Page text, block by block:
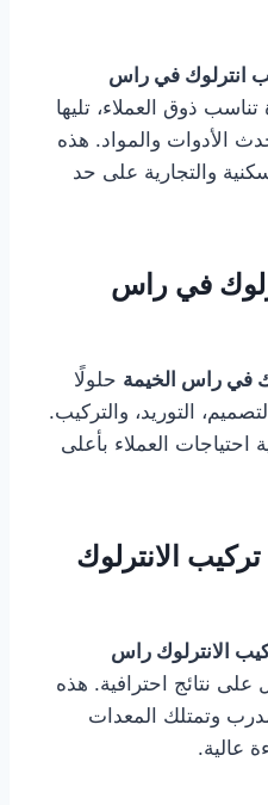
انترلوك في راس
ذوق العملاء، تليها
الأدوات والمواد. هذه
والتجارية على حد
في راس
في راس الخيمة حلولًا
التوريد، والتركيب.
العملاء بأعلى
الانترلوك
الانترلوك راس
على نتائج احترافية. هذه
وتمتلك المعدات
عالية.